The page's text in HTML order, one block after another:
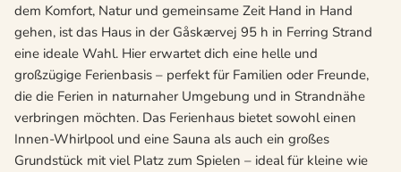
dem Komfort, Natur und gemeinsame Zeit Hand in Hand
gehen, ist das Haus in der Gåskærvej 95 h in Ferring Strand
eine ideale Wahl. Hier erwartet dich eine helle und
großzügige Ferienbasis – perfekt für Familien oder Freunde,
die die Ferien in naturnaher Umgebung und in Strandnähe
verbringen möchten. Das Ferienhaus bietet sowohl einen
Innen-Whirlpool und eine Sauna als auch ein großes
Grundstück mit viel Platz zum Spielen – ideal für kleine wie